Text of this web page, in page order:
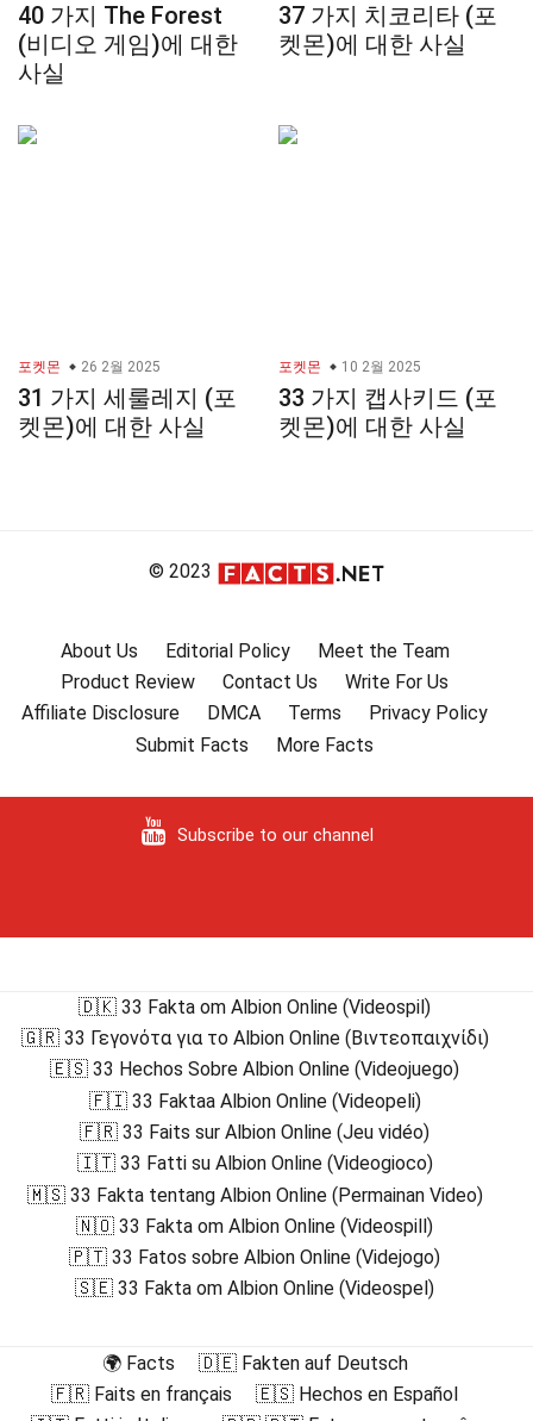
40 가지 The Forest
(비디오 게임)에 대한
사실
37 가지 치코리타 (포
켓몬)에 대한 사실
포켓몬 26 2월 2025
31 가지 세룰레지 (포
켓몬)에 대한 사실
포켓몬 10 2월 2025
33 가지 캡사키드 (포
켓몬)에 대한 사실
© 2023
About Us Editorial Policy
Meet the Team
Product Review
Contact Us
Write For Us
Affiliate Disclosure
DMCA Terms
Privacy Policy
Submit Facts
More Facts
Subscribe to our channel
🇩🇰 33 Fakta om Albion Online (Videospil)
🇬🇷 33 Γεγονότα για το Albion Online (Βιντεοπαιχνίδι)
🇪🇸 33 Hechos Sobre Albion Online (Videojuego)
🇫🇮 33 Faktaa Albion Online (Videopeli)
🇫🇷 33 Faits sur Albion Online (Jeu vidéo)
🇮🇹 33 Fatti su Albion Online (Videogioco)
🇲🇸 33 Fakta tentang Albion Online (Permainan Video)
🇳🇴 33 Fakta om Albion Online (Videospill)
🇵🇹 33 Fatos sobre Albion Online (Videjogo)
🇸🇪 33 Fakta om Albion Online (Videospel)
🌍 Facts
🇩🇪 Fakten auf Deutsch
🇫🇷 Faits en français
🇪🇸 Hechos en Español